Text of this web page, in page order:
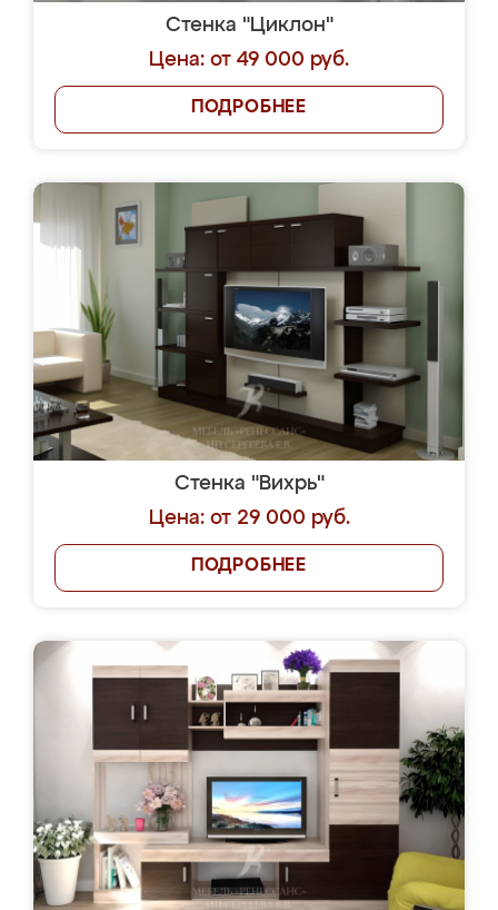
Стенка "Циклон"
Цена: от 49 000 руб.
ПОДРОБНЕЕ
Стенка "Вихрь"
Цена: от 29 000 руб.
ПОДРОБНЕЕ